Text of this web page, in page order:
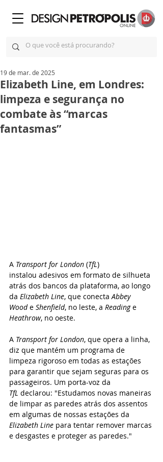
Elizabeth Line, em Londres:
limpeza e segurança no
combate às “marcas
fantasmas”
19 de mar. de 2025
A Transport for London (TfL)
instalou adesivos em formato de silhueta
atrás dos bancos da plataforma, ao longo
da Elizabeth Line, que conecta Abbey
Wood e Shenfield, no leste, a Reading e
Heathrow, no oeste.
A Transport for London, que opera a linha,
diz que mantém um programa de
limpeza rigoroso em todas as estações
para garantir que sejam seguras para os
passageiros. Um porta-voz da
TfL declarou: "Estudamos novas maneiras
de limpar as paredes atrás dos assentos
em algumas de nossas estações da
Elizabeth Line para tentar remover marcas
e desgastes e proteger as paredes."